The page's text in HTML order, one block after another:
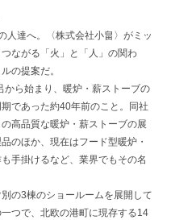
人達へ。〈株式会社小畠〉がミッ
ながる「火」と「人」の関わ
の提案だ。
ら始まり、暖炉・薪ストーブの
であった約40年前のこと。同社
高品質な暖炉・薪ストーブの展
のほか、現在はフード型暖炉・
手掛けるなど、業界でもその名
の3棟のショールームを展開して
つで、北欧の港町に現存する14